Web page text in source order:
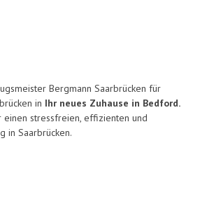
Bergmann Saarbrücken für
in Ihr neues Zuhause in Bedford.
stressfreien, effizienten und
in Saarbrücken.